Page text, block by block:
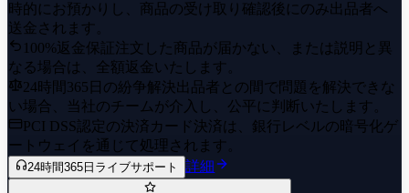
時的にお預かりし、商品の受け取り確認後にのみ出品者へ
送金されます。
100%返金保証 注文した商品が届かない、または説明と異
なる場合は、全額返金いたします。
24時間365日の紛争解決出品者との間で問題を解決できな
い場合、当社のチームが介入し、公平に判断いたします。
PCI DSS認定の決済 カード決済は、銀行レベルの暗号化ゲ
ートウェイを通じて処理されます。
24時間365日ライブサポート 詳細